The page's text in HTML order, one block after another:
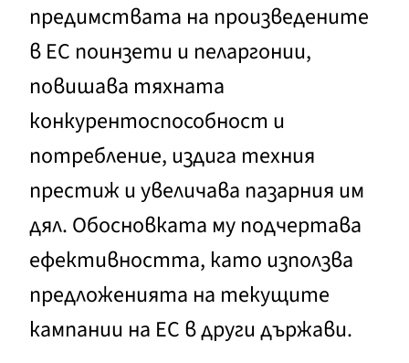
предимствата на произведените
в ЕС поинзети и пеларгонии,
повишава тяхната
конкурентоспособност и
потребление, издига техния
престиж и увеличава пазарния им
дял. Обосновката му подчертава
ефективността, като използва
предложенията на текущите
кампании на ЕС в други държави.